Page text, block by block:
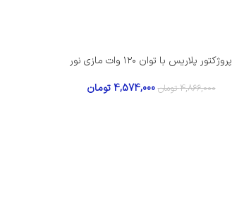
پروژکتور پلاریس با توان ۱۲۰ وات مازی نور
4,866,000 تومان 4,574,000 تومان